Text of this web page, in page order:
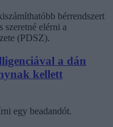
bérrendszert
szeretné elérni a
(PDSZ).
a dán
kellett
egy beadandót.